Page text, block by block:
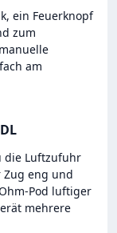
ein Feuerknopf
zum
am
die Luftzufuhr
Zug eng und
Pod luftiger
mehrere